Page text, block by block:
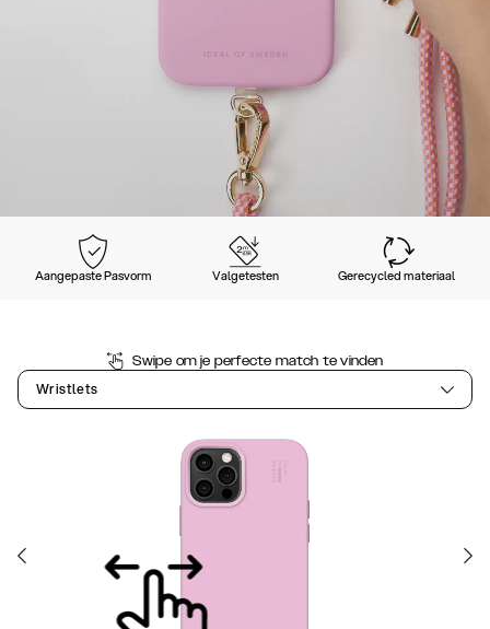
Aangepaste Pasvorm Valgetesten Gerecycled materiaal
Swipe om je perfecte match te vinden
Wristlets